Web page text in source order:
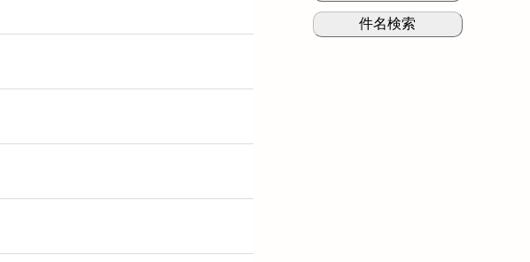
件名検索